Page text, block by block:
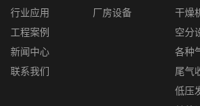
行业应用
工程案例
新闻中心
联系我们
厂房设备
干燥
空分
各种
尾气
低压